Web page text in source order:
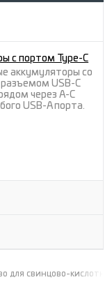
с портом Type-C
аккумуляторы со
USB-C
через A-C
USB-A порта.
для свинцово-